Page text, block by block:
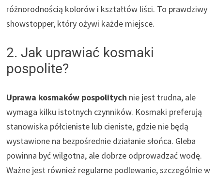
różnorodnością kolorów i kształtów liści. To prawdziwy
showstopper, który ożywi każde miejsce.
2. Jak uprawiać kosmaki
pospolite?
Uprawa kosmaków pospolitych nie jest trudna, ale
wymaga kilku istotnych czynników. Kosmaki preferują
stanowiska półcieniste lub cieniste, gdzie nie będą
wystawione na bezpośrednie działanie słońca. Gleba
powinna być wilgotna, ale dobrze odprowadzać wodę.
Ważne jest również regularne podlewanie, szczególnie w